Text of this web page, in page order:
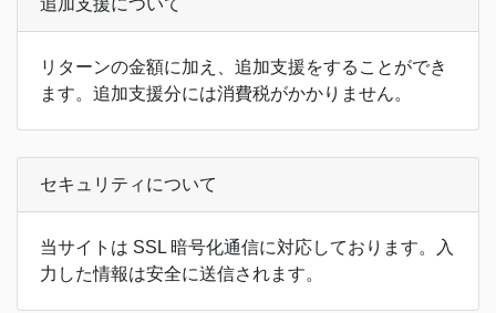
リターンの金額に加え、追加支援をすることができ
ます。追加支援分には消費税がかかりません。
セキュリティについて
当サイトは SSL 暗号化通信に対応しております。入
力した情報は安全に送信されます。